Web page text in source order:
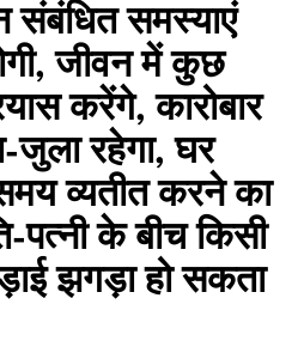
संबंधित समस्याएं
जीवन में कुछ
करेंगे, कारोबार
जुला रहेगा, घर
व्यतीत करने का
पत्नी के बीच किसी
झगड़ा हो सकता